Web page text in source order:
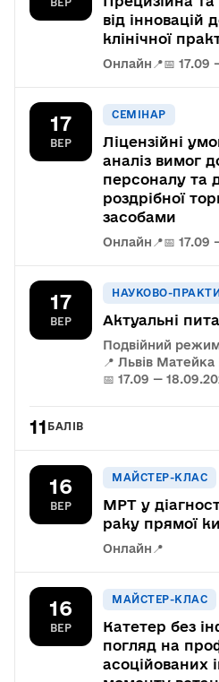
від інновацій
клінічної
Онлайн 📍📅 17.09
17
ВЕР
СЕМІНАР
Ліцензійні
аналіз вимог
персоналу та
роздрібної
засобами
Онлайн 📍📅 17.09
17
ВЕР
НАУКОВО-
Актуальні
Подвійний
📍 Львів Матейка
📅 17.09 —
11 БАЛІВ
16
ВЕР
МАЙСТЕР-КЛАС
МРТ у
раку прямої
Онлайн 📍
16
ВЕР
МАЙСТЕР-КЛАС
Катетер без
погляд на
асоційованих